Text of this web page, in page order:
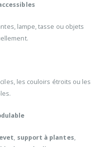
lampe, tasse ou objets
les couloirs étroits ou les
, support à plantes,